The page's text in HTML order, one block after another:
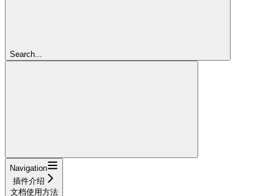
Search...
Navigation
插件介绍
文档使用方法